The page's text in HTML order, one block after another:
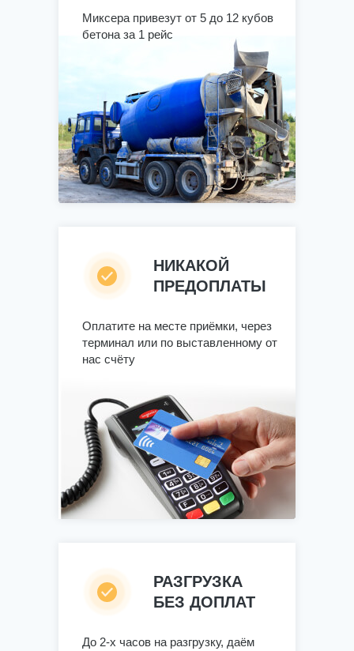
НИКАКОЙ
ПРЕДОПЛАТЫ
Оплатите на месте приёмки, через
терминал или по выставленному от
нас счёту
Миксера привезут от 5 до 12 кубов
бетона за 1 рейс
РАЗГРУЗКА
БЕЗ ДОПЛАТ
До 2-х часов на разгрузку, даём